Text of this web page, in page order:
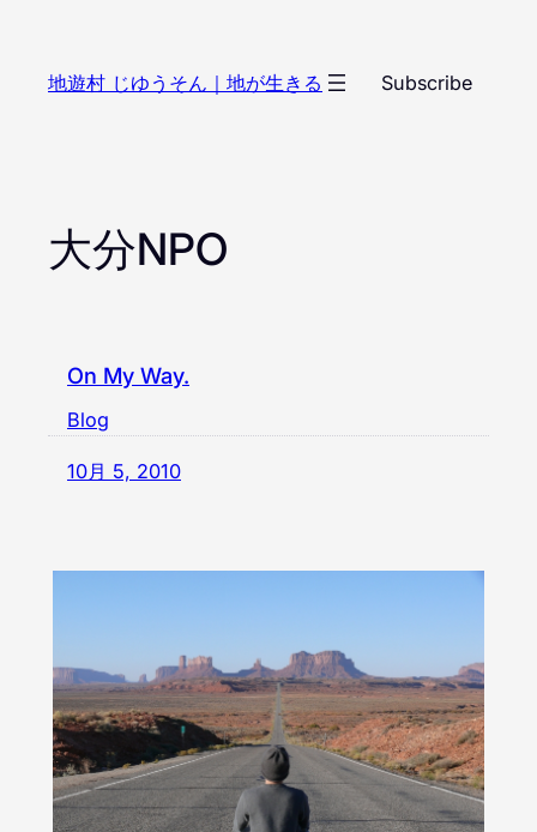
地遊村 じゆうそん｜地が生きる Subscribe
大分NPO
On My Way.
Blog
10月 5, 2010